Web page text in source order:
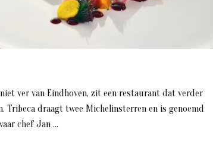
ver van Eindhoven, zit een restaurant dat verder
Tribeca draagt twee Michelinsterren en is genoemd
chef Jan ...